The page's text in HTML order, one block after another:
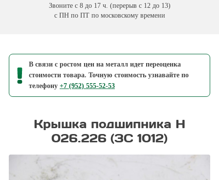
Звоните с 8 до 17 ч. (перерыв с 12 до 13)
с ПН по ПТ по московскому времени
В связи с ростом цен на металл идет переоценка
стоимости товара. Точную стоимость узнавайте по
телефону +7 (952) 555-52-53
Крышка подшипника Н
026.226 (ЗС 1012)